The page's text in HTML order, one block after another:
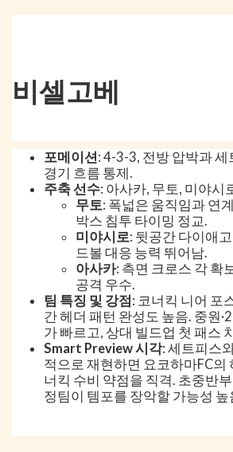
비셀고베
포메이션: 4-3-3, 전방 압박과
경기 흐름 통제.
주축 선수: 아사카, 무토, 미야시
무토: 폭넓은 움직임과 연
박스 침투 타이밍 정교.
미야시로: 뒷공간 다이애
드볼 대응 능력 뛰어남.
아사카: 측면 크로스 각 확
공격 우수.
팀 특징 및 강점: 코너킥 니어 포
간 헤더 패턴 완성도 높음. 중원
가 빠르고, 상대 빌드업 첫 패스
Smart Preview 시각: 세트피스
적으로 재현하면 요코하마FC의
너킥 수비 약점을 직격. 초중반
정팀이 템포를 장악할 가능성 높